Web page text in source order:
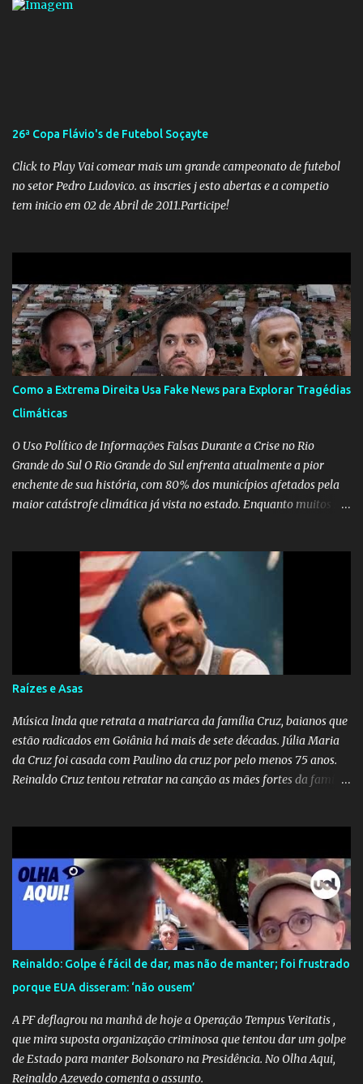
destino. Reinaldo Cruz enfatiza que seu coração nasceu para ela e
YouTube YouTube
26ª Copa Flávio's de Futebol Soçayte
Click to Play Vai comear mais um grande campeonato de futebol
no setor Pedro Ludovico. as inscries j esto abertas e a competio
tem inicio em 02 de Abril de 2011.Participe!
Como a Extrema Direita Usa Fake News para Explorar Tragédias
Climáticas
O Uso Político de Informações Falsas Durante a Crise no Rio
Grande do Sul O Rio Grande do Sul enfrenta atualmente a pior
enchente de sua história, com 80% dos municípios afetados pela
maior catástrofe climática já vista no estado. Enquanto muitos se
voluntários e das forças governamentais, impactando diretamente
nas operações de salvamento. O receio é que notícias falsas, como
a de retenção de doações e o transporte de oxigênio, causem mais
apreensão na população já fragilizada por essa grave situação.
Tamanha é a seriedade do problema que o governo do estado
precisou criar uma força-tarefa para checar e desmentir as
desinformações, chegando ao ponto de o governo federal pedir
O Negacionismo Climático da Extrema Direita Essa disseminação
de fake news não é uma surpresa, pois faz parte de um padrão...
Raízes e Asas
Música linda que retrata a matriarca da família Cruz, baianos que
estão radicados em Goiânia há mais de sete décadas. Júlia Maria
da Cruz foi casada com Paulino da cruz por pelo menos 75 anos.
Reinaldo Cruz tentou retratar na canção as mães fortes da família
Reinaldo: Golpe é fácil de dar, mas não de manter; foi frustrado
porque EUA disseram: ‘não ousem’
A PF deflagrou na manhã de hoje a Operação Tempus Veritatis ,
que mira suposta organização criminosa que tentou dar um golpe
de Estado para manter Bolsonaro na Presidência. No Olha Aqui,
Reinaldo Azevedo comenta o assunto.